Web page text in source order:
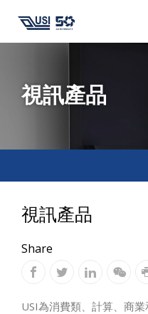
視訊產品
視訊產品
Share
USI為消費類、計算、商